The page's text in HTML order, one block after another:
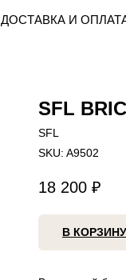
ДОСТАВКА И
SFL
SFL
SKU: A9502
18 200 ₽
В КОРЗИНУ